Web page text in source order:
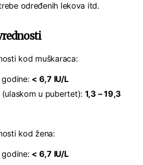
određenih lekova itd.
kod muškaraca:
godine: < 6,7 IU/L
u pubertet): 1,3 – 19,3
kod žena:
godine: < 6,7 IU/L